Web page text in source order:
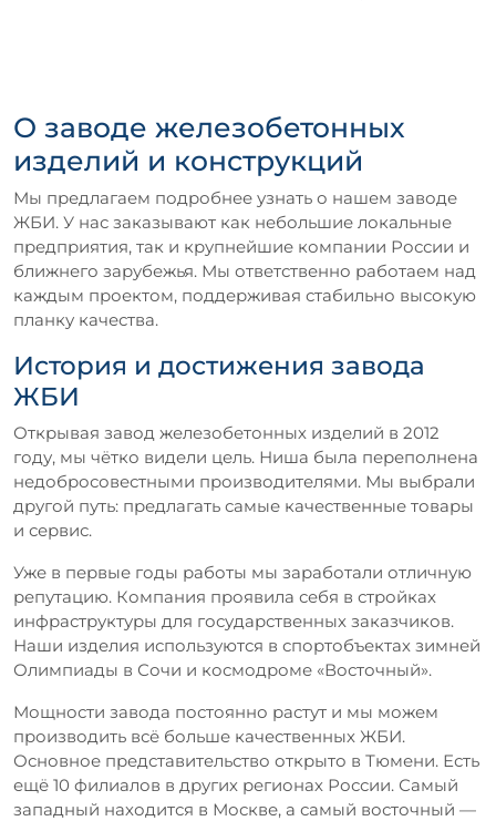
О заводе железобетонных
изделий и конструкций
Мы предлагаем подробнее узнать о нашем заводе
ЖБИ. У нас заказывают как небольшие локальные
предприятия, так и крупнейшие компании России и
ближнего зарубежья. Мы ответственно работаем над
каждым проектом, поддерживая стабильно высокую
планку качества.
История и достижения завода
ЖБИ
Открывая завод железобетонных изделий в 2012
году, мы чётко видели цель. Ниша была переполнена
недобросовестными производителями. Мы выбрали
другой путь: предлагать самые качественные товары
и сервис.
Уже в первые годы работы мы заработали отличную
репутацию. Компания проявила себя в стройках
инфраструктуры для государственных заказчиков.
Наши изделия используются в спортобъектах зимней
Олимпиады в Сочи и космодроме «Восточный».
Мощности завода постоянно растут и мы можем
производить всё больше качественных ЖБИ.
Основное представительство открыто в Тюмени. Есть
ещё 10 филиалов в других регионах России. Самый
западный находится в Москве, а самый восточный —